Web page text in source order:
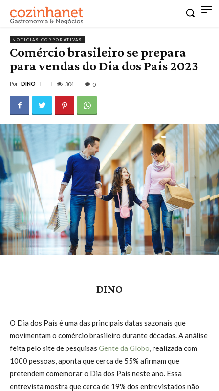
NOTÍCIAS CORPORATIVAS
Comércio brasileiro se prepara
para vendas do Dia dos Pais 2023
Por DINO 304 0
DINO
O Dia dos Pais é uma das principais datas sazonais que
movimentam o comércio brasileiro durante décadas. A análise
feita pelo site de pesquisas Gente da Globo , realizada com
1000 pessoas, aponta que cerca de 55% afirmam que
pretendem comemorar o Dia dos Pais neste ano. Essa
entrevista mostra que cerca de 19% dos entrevistados não